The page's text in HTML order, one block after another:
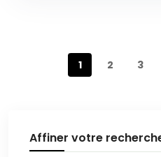
1 2 3
Affiner votre